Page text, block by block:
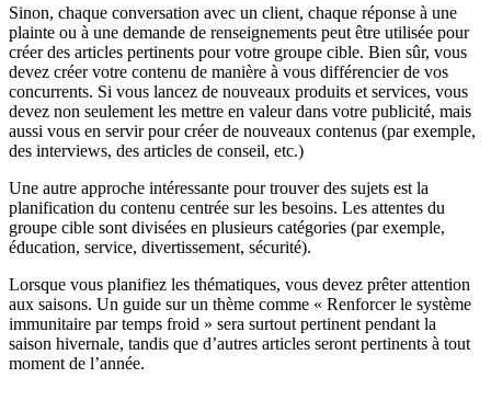
Sinon, chaque conversation avec un client, chaque réponse à une
plainte ou à une demande de renseignements peut être utilisée pour
créer des articles pertinents pour votre groupe cible. Bien sûr, vous
devez créer votre contenu de manière à vous différencier de vos
concurrents. Si vous lancez de nouveaux produits et services, vous
devez non seulement les mettre en valeur dans votre publicité, mais
aussi vous en servir pour créer de nouveaux contenus (par exemple,
des interviews, des articles de conseil, etc.)
Une autre approche intéressante pour trouver des sujets est la
planification du contenu centrée sur les besoins. Les attentes du
groupe cible sont divisées en plusieurs catégories (par exemple,
éducation, service, divertissement, sécurité).
Lorsque vous planifiez les thématiques, vous devez prêter attention
aux saisons. Un guide sur un thème comme « Renforcer le système
immunitaire par temps froid » sera surtout pertinent pendant la
saison hivernale, tandis que d’autres articles seront pertinents à tout
moment de l’année.